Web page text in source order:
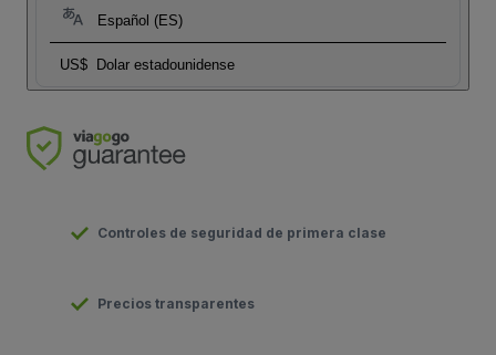
Español (ES)
US$ Dolar estadounidense
Controles de seguridad de primera clase
Precios transparentes